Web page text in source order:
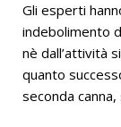
Gli esperti
indebolimento
nè dall’attività
quanto
seconda